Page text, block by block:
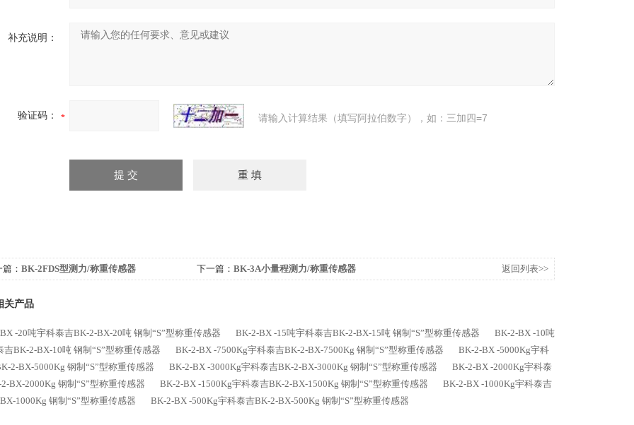
补充说明：
验证码： 请输入计算结果（填写阿拉伯数字），如：三加四=7
： BK-2FDS型测力/称重传感器 下一篇： BK-3A小量程测力/称重传感器 返回列表>>
关产品
-20吨宇科泰吉BK-2-BX-20吨 钢制“S”型称重传感器 BK-2-BX -15吨宇科泰吉BK-2-BX-15吨 钢制“S”型称重传感器
BK-2-BX -10吨
吉BK-2-BX-10吨 钢制“S”型称重传感器
BK-2-BX -7500Kg宇科泰吉BK-2-BX-7500Kg 钢制“S”型称重传感器
BK-2-BX -5000Kg宇科
2-BX-5000Kg 钢制“S”型称重传感器
BK-2-BX -3000Kg宇科泰吉BK-2-BX-3000Kg 钢制“S”型称重传感器
BK-2-BX -2000Kg宇科泰
BX-2000Kg 钢制“S”型称重传感器
BK-2-BX -1500Kg宇科泰吉BK-2-BX-1500Kg 钢制“S”型称重传感器
BK-2-BX -1000Kg宇科泰吉
1000Kg 钢制“S”型称重传感器
BK-2-BX -500Kg宇科泰吉BK-2-BX-500Kg 钢制“S”型称重传感器